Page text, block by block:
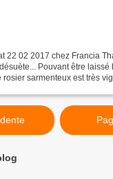
22 02 2017 chez Francia
Pouvant être
sarmenteux est très